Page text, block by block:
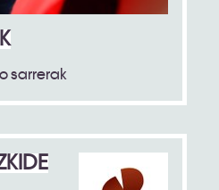
sarrerak